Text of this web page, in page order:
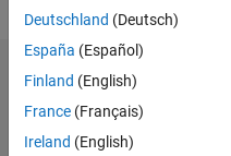
Badge
Julia's
Badge
Deutschland (Deutsch)
España (Español)
Finland (English)
France (Français)
Ireland (English)